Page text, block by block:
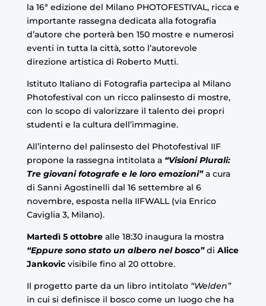
la 16ª edizione del Milano PHOTOFESTIVAL, ricca e
importante rassegna dedicata alla fotografia
d’autore che porterà ben 150 mostre e numerosi
eventi in tutta la città, sotto l’autorevole
direzione artistica di Roberto Mutti.
Istituto Italiano di Fotografia partecipa al Milano
Photofestival con un ricco palinsesto di mostre,
con lo scopo di valorizzare il talento dei propri
studenti e la cultura dell’immagine.
All’interno del palinsesto del Photofestival IIF
propone la rassegna intitolata a “Visioni Plurali:
Tre giovani fotografe e le loro emozioni”a cura
di Sanni Agostinelli dal 16 settembre al 6
novembre, esposta nella IIFWALL (via Enrico
Caviglia 3, Milano).
Martedì 5 ottobrealle 18:30 inaugura la mostra
“Eppure sono stato un albero nel bosco”di Alice
Jankovicvisibile fino al 20 ottobre.
Il progetto parte da un libro intitolato “Welden”
in cui si definisce il bosco come un luogo che ha